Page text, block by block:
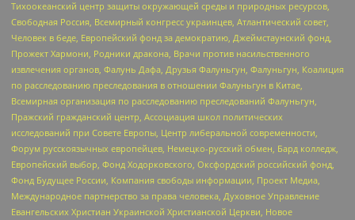
Тихоокеанский центр защиты окружающей среды и природных ресурсов,
Свободная Россия, Всемирный конгресс украинцев, Атлантический совет,
Человек в беде, Европейский фонд за демократию, Джеймстаунский фонд,
Прожект Хармони, Родники дракона, Врачи против насильственного
извлечения органов, Фалунь Дафа, Друзья Фалуньгун, Фалуньгун, Коалиция
по расследованию преследования в отношении Фалуньгун в Китае,
Всемирная организация по расследованию преследований Фалуньгун,
Пражский гражданский центр, Ассоциация школ политических
исследований при Совете Европы, Центр либеральной современности,
Форум русскоязычных европейцев, Немецко-русский обмен, Бард колледж,
Европейский выбор, Фонд Ходорковского, Оксфордский российский фонд,
Фонд Будущее России, Компания свободы информации, Проект Медиа,
Международное партнерство за права человека, Духовное Управление
Евангельских Христиан Украинской Христианской Церкви, Новое